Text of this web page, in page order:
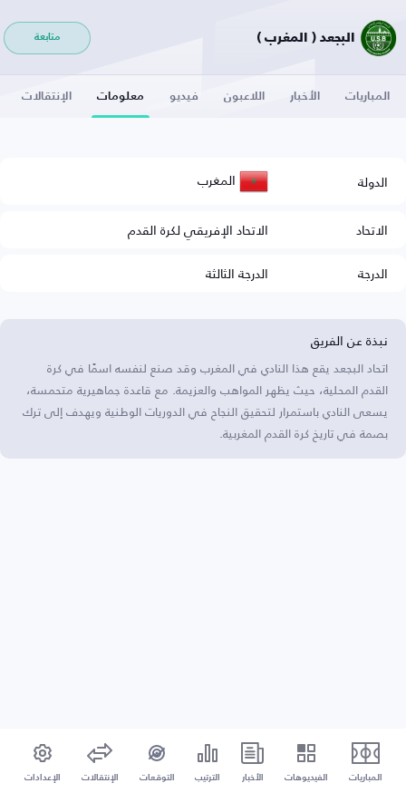
البجعد ( المغرب ) متابعة
المباريات الأخبار اللاعبون فيديو معلومات الإنتقالات
الدولة المغرب
الاتحاد
الاتحاد الإفريقي لكرة القدم
الدرجة
الدرجة الثالثة
نبذة عن الفريق
اتحاد البجعد يقع هذا النادي في المغرب وقد صنع لنفسه اسمًا في كرة
القدم المحلية، حيث يظهر المواهب والعزيمة. مع قاعدة جماهيرية متحمسة،
يسعى النادي باستمرار لتحقيق النجاح في الدوريات الوطنية ويهدف إلى ترك
بصمة في تاريخ كرة القدم المغربية.
المباريات الفيديوهات الأخبار الترتيب التوقعات الإنتقالات الإعدادات